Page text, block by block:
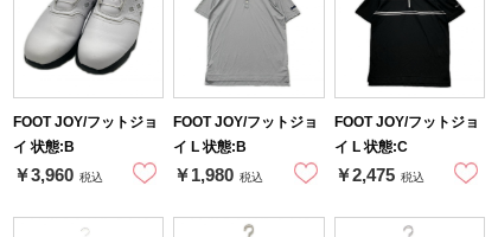
FOOT JOY/フットジョ
イ 状態:B
￥3,960 税込
FOOT JOY/フットジョ
イ L 状態:B
￥1,980 税込
FOOT JOY/フットジョ
イ L 状態:C
￥2,475 税込